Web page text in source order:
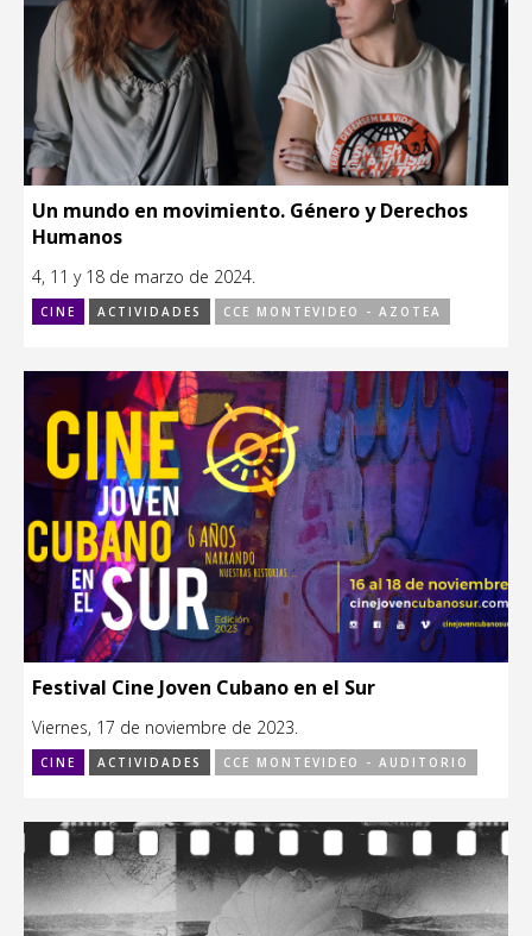
Un mundo en movimiento. Género y Derechos
Humanos
4, 11 y 18 de marzo de 2024.
CINE ACTIVIDADES CCE MONTEVIDEO - AZOTEA
Festival Cine Joven Cubano en el Sur
Viernes, 17 de noviembre de 2023.
CINE ACTIVIDADES CCE MONTEVIDEO - AUDITORIO